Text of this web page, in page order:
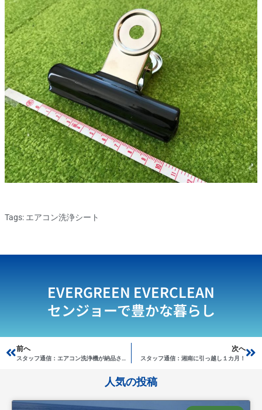
Tags: エアコン洗浄シート
EVERGREEN EVERCLEAN
センジョーで豊かな暮らし
Prev
前へ
スタッフ通信：エアコン洗浄機が納品されました！
次へ
スタッフ通信：湘南に引っ越し１カ月！
人気の投稿